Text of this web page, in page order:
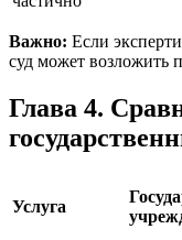
Важно: Если
суд может возложить
Глава 4.
Услуга